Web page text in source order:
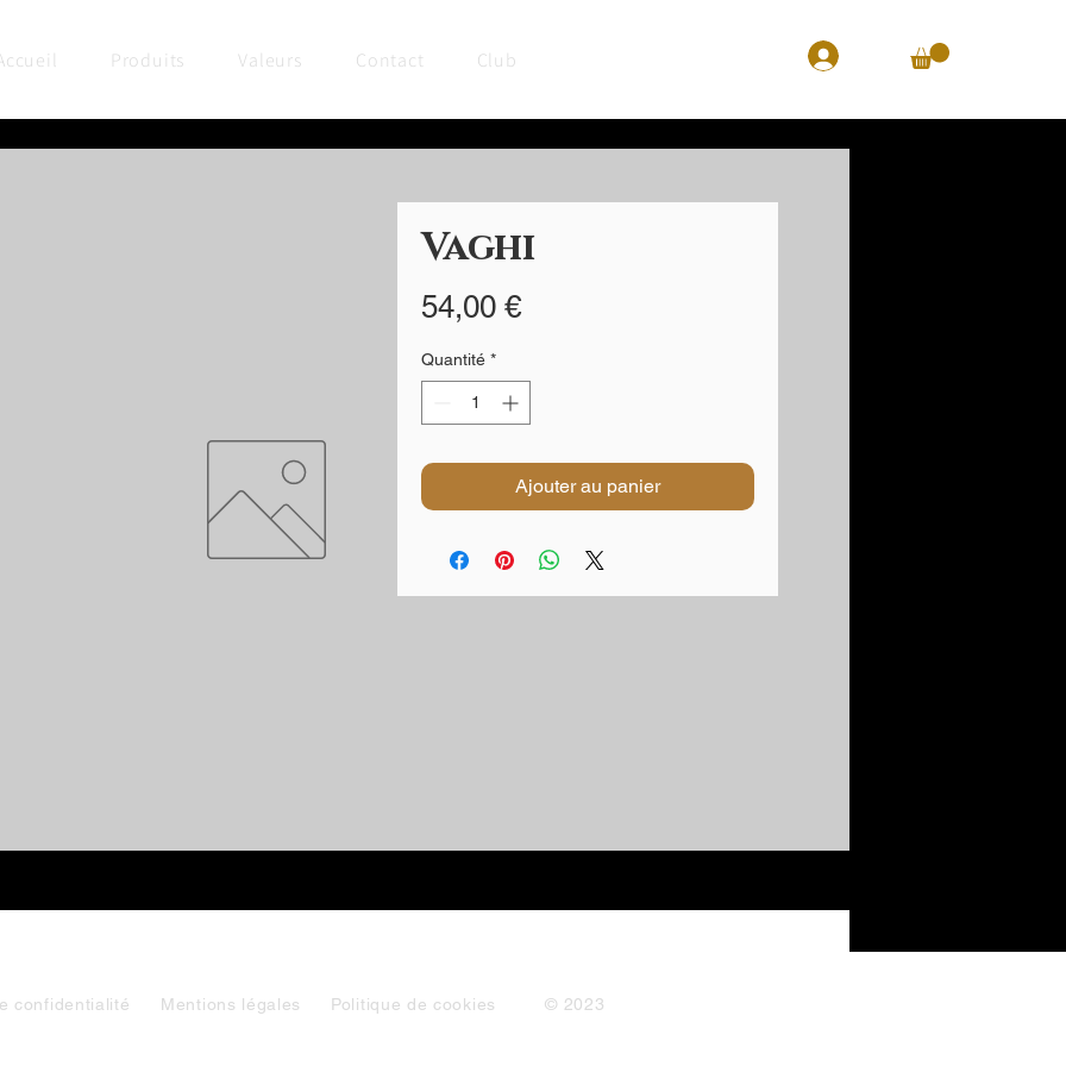
Produits Valeurs Contact Club
Vaghi
54,00 €Prix
Quantité *
Ajouter au panier
confidentialité Mentions légales Politique de cookies © 2023